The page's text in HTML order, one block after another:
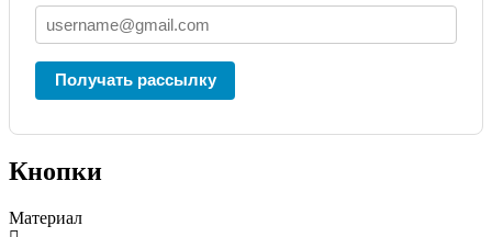
Получать рассылку
Кнопки
Материал